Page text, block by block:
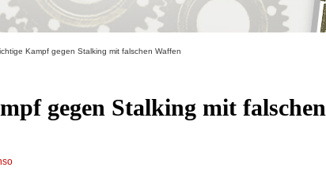
Kampf gegen Stalking mit falschen Waffen
gegen Stalking mit falschen